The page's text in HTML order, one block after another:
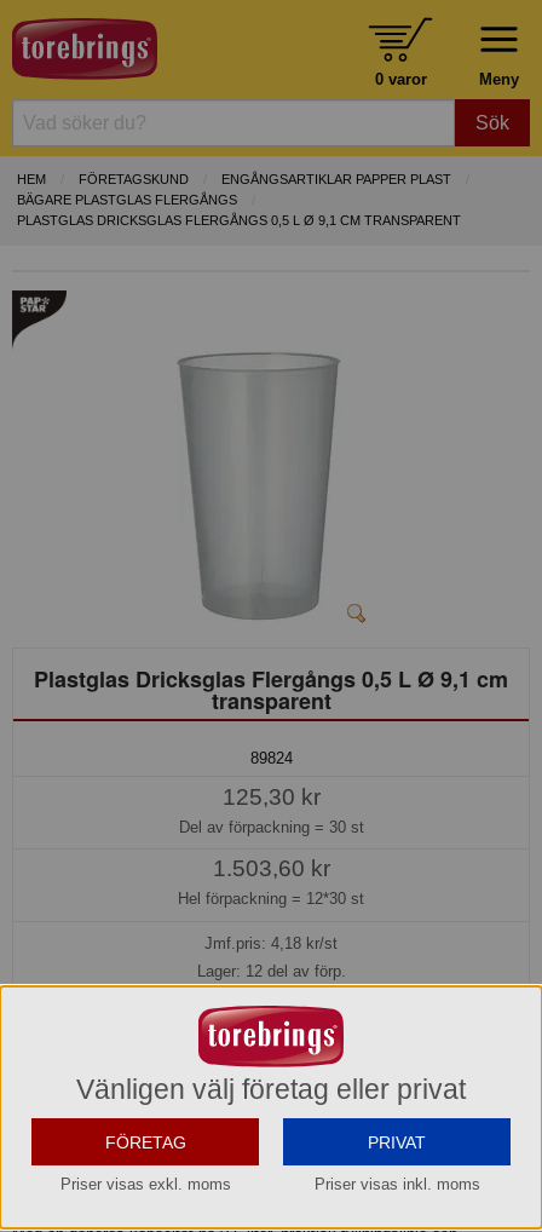
Meny
0 varor
Sök
HEM FÖRETAGSKUND
ENGÅNGSARTIKLAR PAPPER PLAST
BÄGARE PLASTGLAS FLERGÅNGS
PLASTGLAS DRICKSGLAS FLERGÅNGS 0,5 L Ø 9,1 CM TRANSPARENT
Plastglas Dricksglas Flergångs 0,5 L Ø 9,1 cm
transparent
89824
125,30 kr
Del av förpackning = 30 st
1.503,60 kr
Hel förpackning = 12*30 st
Jmf.pris: 4,18 kr/st
Lager: 12 del av förp.
Köp »
Beskrivning
Dricksglas Reuse 0,5 L – Rymligt, tåligt och återanvändbart
Ett praktiskt dricksglas för både vardag, fest och utomhusaktiviteter.
Tillverkat i transparent och okrossbar polypropen kombinerar glaset
Vänligen välj företag eller privat
FÖRETAG
Priser visas exkl. moms
PRIVAT
Priser visas inkl. moms